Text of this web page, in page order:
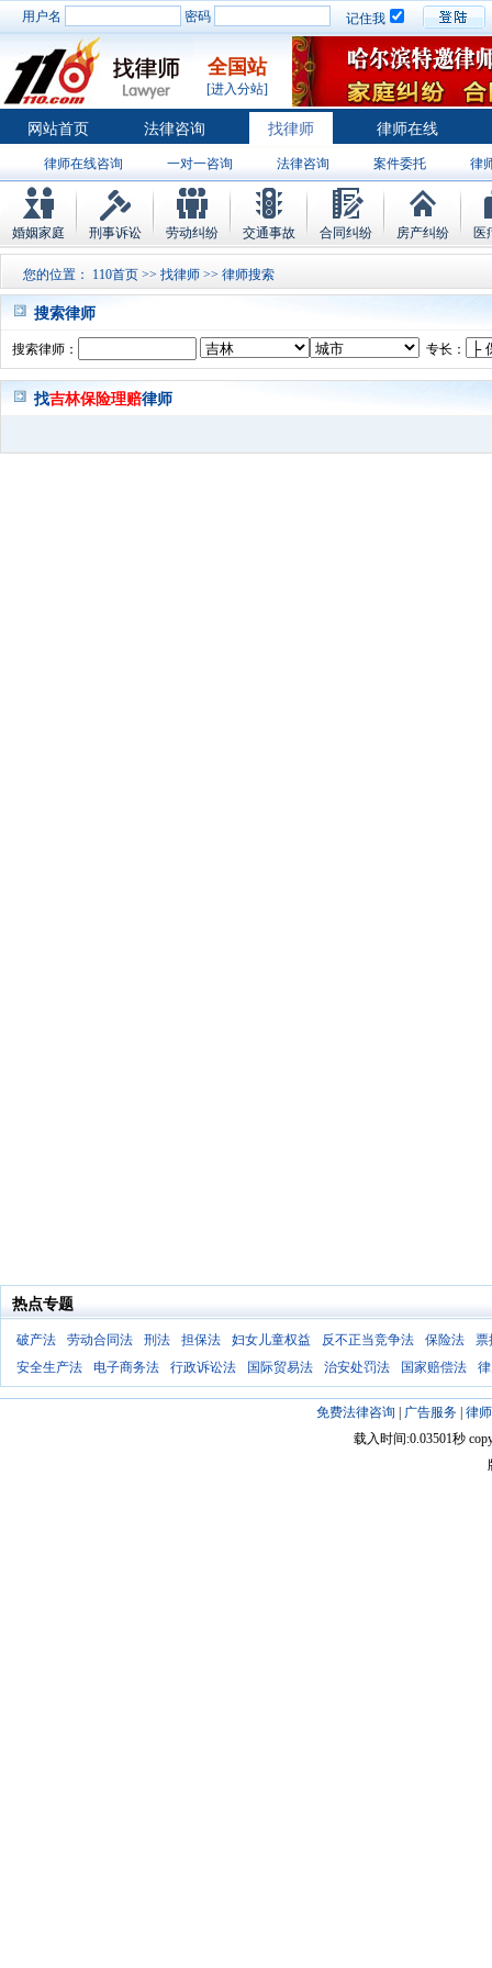
用户名 密码 记住我
全国站
[进入分站]
网站首页 法律咨询 找律师 律师在线
律师在线咨询 一对一咨询 法律咨询 案件委托 律
婚姻家庭 刑事诉讼 劳动纠纷 交通事故 合同纠纷 房产纠纷 医
您的位置： 110首页 >> 找律师 >> 律师搜索
搜索律师
搜索律师： 专长：
找吉林保险理赔律师
热点专题
破产法 劳动合同法 刑法 担保法 妇女儿童权益 反不正当竞争法 保险法
票
安全生产法
电子商务法 行政诉讼法 国际贸易法 治安处罚法 国家赔偿法
免费法律咨询 广告服务| 律
载入时间:0.03501秒